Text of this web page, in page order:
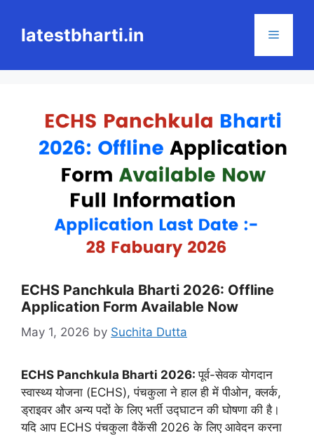
contentlatestbharti.in Menu
ECHS Panchkula Bharti 2026: Offline
Application Form Available Now
May 1, 2026 by Suchita Dutta
ECHS Panchkula Bharti 2026:पूर्व-सेवक योगदान
स्वास्थ्य योजना (ECHS), पंचकुला ने हाल ही में पीओन, क्लर्क,
ड्राइवर और अन्य पदों के लिए भर्ती उद्घाटन की घोषणा की है।
यदि आप ECHS पंचकुला वैकेंसी 2026 के लिए आवेदन करना